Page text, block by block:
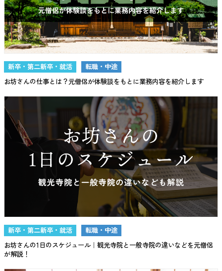
新卒・第二新卒・就活
転職・中途
お坊さんの仕事とは？元僧侶が体験談をもとに業務内容を紹介します
新卒・第二新卒・就活
転職・中途
お坊さんの1日のスケジュール｜観光寺院と一般寺院の違いなどを元僧侶
が解説！